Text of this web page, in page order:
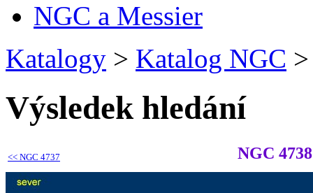
NGC a Messier
Katalogy > Katalog NGC >
Výsledek hledání
<< NGC 4737 NGC 4738